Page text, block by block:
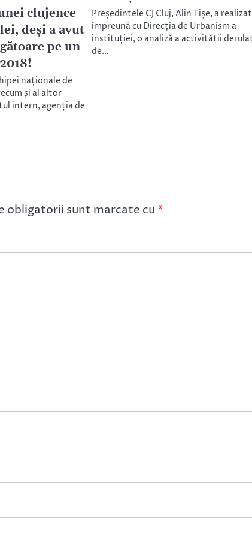
clujence
deși a avut
pe un
naționale de
și al altor
intern, agenția de
Președintele CJ Cluj, Alin Tișe, a
împreună cu Direcția de Urbanism a
instituției, o analiză a activității
de…
obligatorii sunt marcate cu *